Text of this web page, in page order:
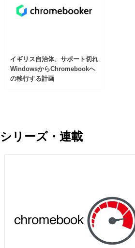
イギリス自治体、サポート切れ
WindowsからChromebookへ
の移行する計画
シリーズ・連載